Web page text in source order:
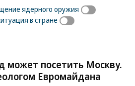
ядерного оружия
в стране
может посетить Москву.
Евромайдана